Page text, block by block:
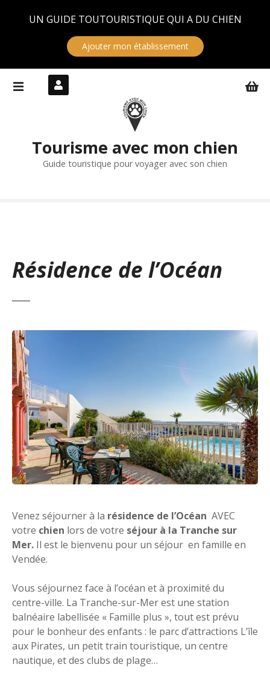
UN GUIDE TOUTOURISTIQUE QUI A DU CHIEN
Ajouter mon établissement
Tourisme avec mon chien
Guide touristique pour voyager avec son chien
Résidence de l’Océan
Venez séjourner à la résidence de l’Océan AVEC
votre chien lors de votre séjour à la Tranche sur
Mer. Il est le bienvenu pour un séjour en famille en
Vendée.
Vous séjournez face à l’océan et à proximité du
centre-ville. La Tranche-sur-Mer est une station
balnéaire labellisée « Famille plus », tout est prévu
pour le bonheur des enfants : le parc d’attractions L’île
aux Pirates, un petit train touristique, un centre
nautique, et des clubs de plage…